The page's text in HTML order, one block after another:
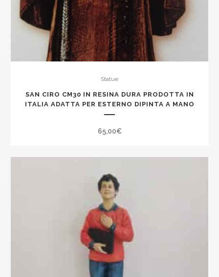
Statue
SAN CIRO CM30 IN RESINA DURA PRODOTTA IN
ITALIA ADATTA PER ESTERNO DIPINTA A MANO
65,00€